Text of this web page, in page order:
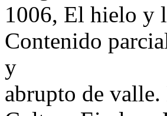
1006, El hielo y
Contenido
y
abrupto de valle.